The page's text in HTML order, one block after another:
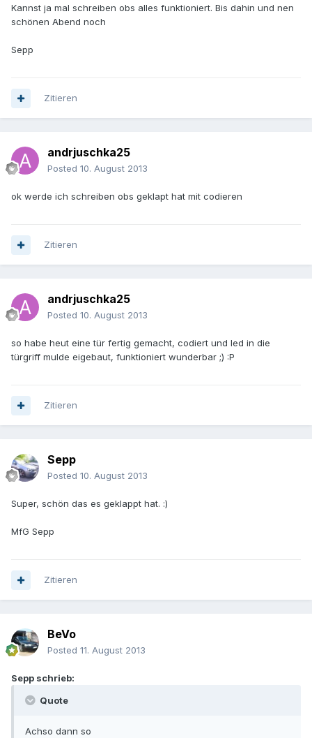
Kannst ja mal schreiben obs alles funktioniert. Bis dahin und nen
schönen Abend noch
Sepp
Zitieren
andrjuschka25
Posted 10. August 2013
ok werde ich schreiben obs geklapt hat mit codieren
Zitieren
andrjuschka25
Posted 10. August 2013
so habe heut eine tür fertig gemacht, codiert und led in die
türgriff mulde eigebaut, funktioniert wunderbar ;) :P
Zitieren
Sepp
Posted 10. August 2013
Super, schön das es geklappt hat. :)
MfG Sepp
Zitieren
BeVo
Posted 11. August 2013
Sepp schrieb:
Quote
Achso dann so